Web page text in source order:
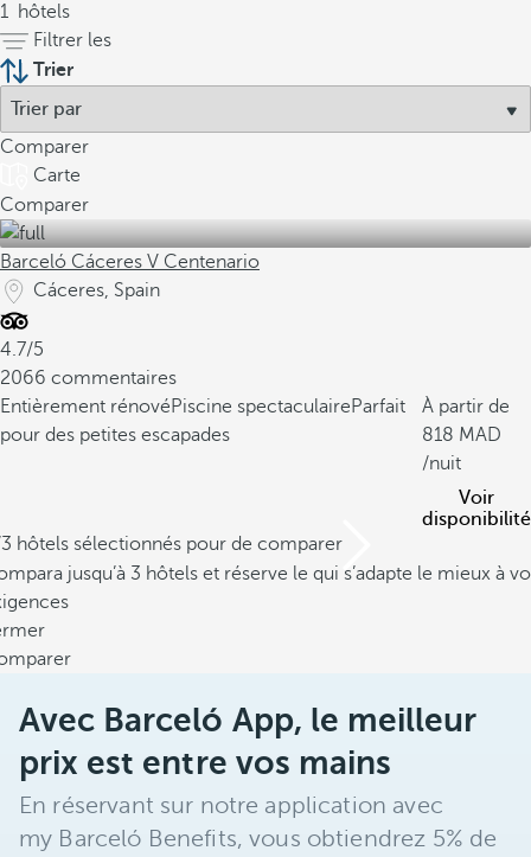
1 hôtels
Filtrer les
Trier
Comparer
Carte
Comparer
Barceló Cáceres V Centenario
Cáceres, Spain
4.7/5
2066 commentaires
Entièrement rénovéPiscine spectaculaireParfait
pour des petites escapades
À partir de
818
/nuit
Voir
disponibilité
hôtels sélectionnés pour de comparer
jusqu’à 3 hôtels et réserve le qui s’adapte le mieux à
Avec Barceló App, le meilleur
prix est entre vos mains
En réservant sur notre application avec
my Barceló Benefits, vous obtiendrez 5% de